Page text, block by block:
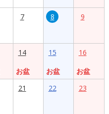
7 8 9
14
お盆
15
お盆
16
お盆
21 22 23